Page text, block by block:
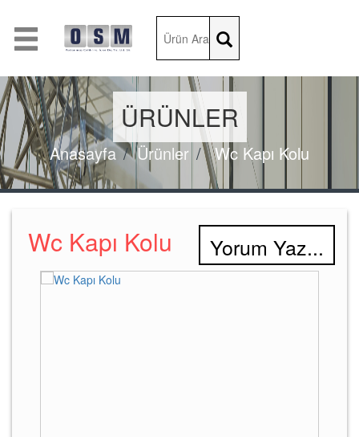
ÜRÜNLER
Anasayfa Ürünler Wc Kapı Kolu
Yorum Yaz...
Wc Kapı Kolu